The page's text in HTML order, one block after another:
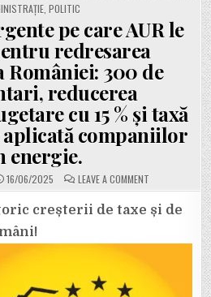
POLITIC
pe care AUR le
redresarea
României: 300 de
reducerea
cu 15 % și taxă
companiilor
energie.
16/06/2025 LEAVE A COMMENTON
TREI
URGENTE
PE
LE
creșterii de taxe și de